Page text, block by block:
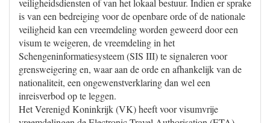
veiligheidsdiensten of van het lokaal bestuur. Indien er sprake
is van een bedreiging voor de openbare orde of de nationale
veiligheid kan een vreemdeling worden geweerd door een
visum te weigeren, de vreemdeling in het
Schengeninformatiesysteem (SIS III) te signaleren voor
grensweigering en, waar aan de orde en afhankelijk van de
nationaliteit, een ongewenstverklaring dan wel een
inreisverbod op te leggen.
Het Verenigd Koninkrijk (VK) heeft voor visumvrije